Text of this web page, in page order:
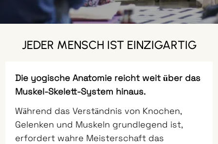
JEDER MENSCH IST EINZIGARTIG
Die yogische Anatomie reicht weit über das
Muskel-Skelett-System hinaus.
Während das Verständnis von Knochen,
Gelenken und Muskeln grundlegend ist,
erfordert wahre Meisterschaft das